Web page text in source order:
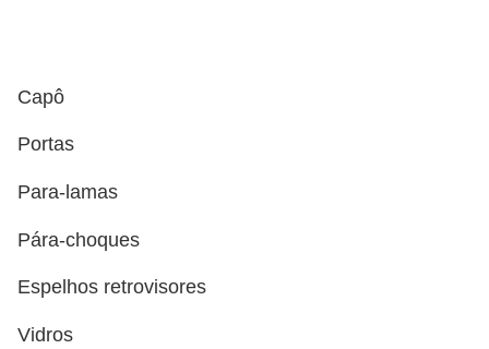
Capô
Portas
Para-lamas
Pára-choques
Espelhos retrovisores
Vidros
s
i
M
o